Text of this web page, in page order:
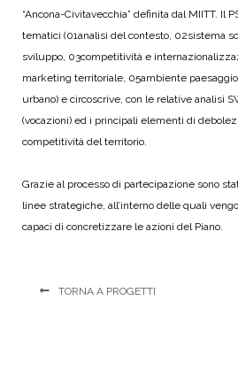
“Ancona-Civitavecchia” definita dal MIITT. Il
tematici (01analisi del contesto, 02sistema
sviluppo, 03competitività e
marketing territoriale, 05ambiente
urbano) e circoscrive, con le relative analisi
(vocazioni) ed i principali elementi di
competitività del territorio.
Grazie al processo di partecipazione sono
linee strategiche, all’interno delle quali
capaci di concretizzare le azioni del Piano.
TORNA A PROGETTI